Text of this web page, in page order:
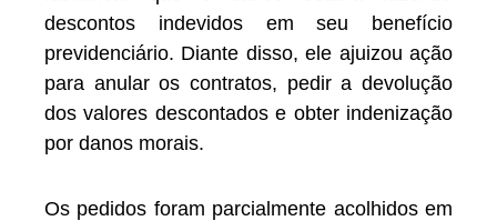
descontos indevidos em seu benefício
previdenciário. Diante disso, ele ajuizou ação
para anular os contratos, pedir a devolução
dos valores descontados e obter indenização
por danos morais.
Os pedidos foram parcialmente acolhidos em